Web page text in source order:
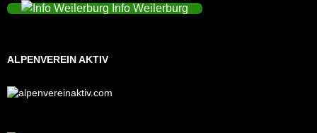
Info Weilerburg
ALPENVEREIN AKTIV